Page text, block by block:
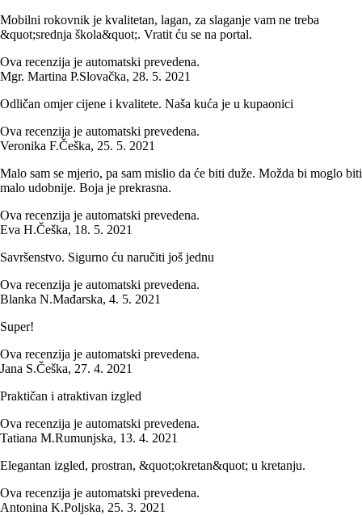
Mobilni rokovnik je kvalitetan, lagan, za slaganje vam ne treba
&quot;srednja škola&quot;. Vratit ću se na portal.
Ova recenzija je automatski prevedena.
Mgr. Martina P.Slovačka, 28. 5. 2021
Odličan omjer cijene i kvalitete. Naša kuća je u kupaonici
Ova recenzija je automatski prevedena.
Veronika F.Češka, 25. 5. 2021
Malo sam se mjerio, pa sam mislio da će biti duže. Možda bi moglo biti
malo udobnije. Boja je prekrasna.
Ova recenzija je automatski prevedena.
Eva H.Češka, 18. 5. 2021
Savršenstvo. Sigurno ću naručiti još jednu
Ova recenzija je automatski prevedena.
Blanka N.Mađarska, 4. 5. 2021
Super!
Ova recenzija je automatski prevedena.
Jana S.Češka, 27. 4. 2021
Praktičan i atraktivan izgled
Ova recenzija je automatski prevedena.
Tatiana M.Rumunjska, 13. 4. 2021
Elegantan izgled, prostran, &quot;okretan&quot; u kretanju.
Ova recenzija je automatski prevedena.
Antonina K.Poljska, 25. 3. 2021